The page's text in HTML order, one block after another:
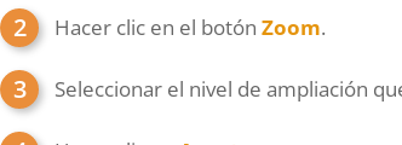
Hacer clic en el botón Zoom.
Seleccionar el nivel de ampliación